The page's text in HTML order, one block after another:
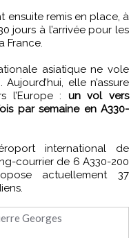
ensuite remis en place, à
jours à l’arrivée pour les
France.
asiatique ne vole
elle n’assure
l’Europe : un vol vers
par semaine en A330-
international de
courrier de 6 A330-200
actuellement 37
Georges